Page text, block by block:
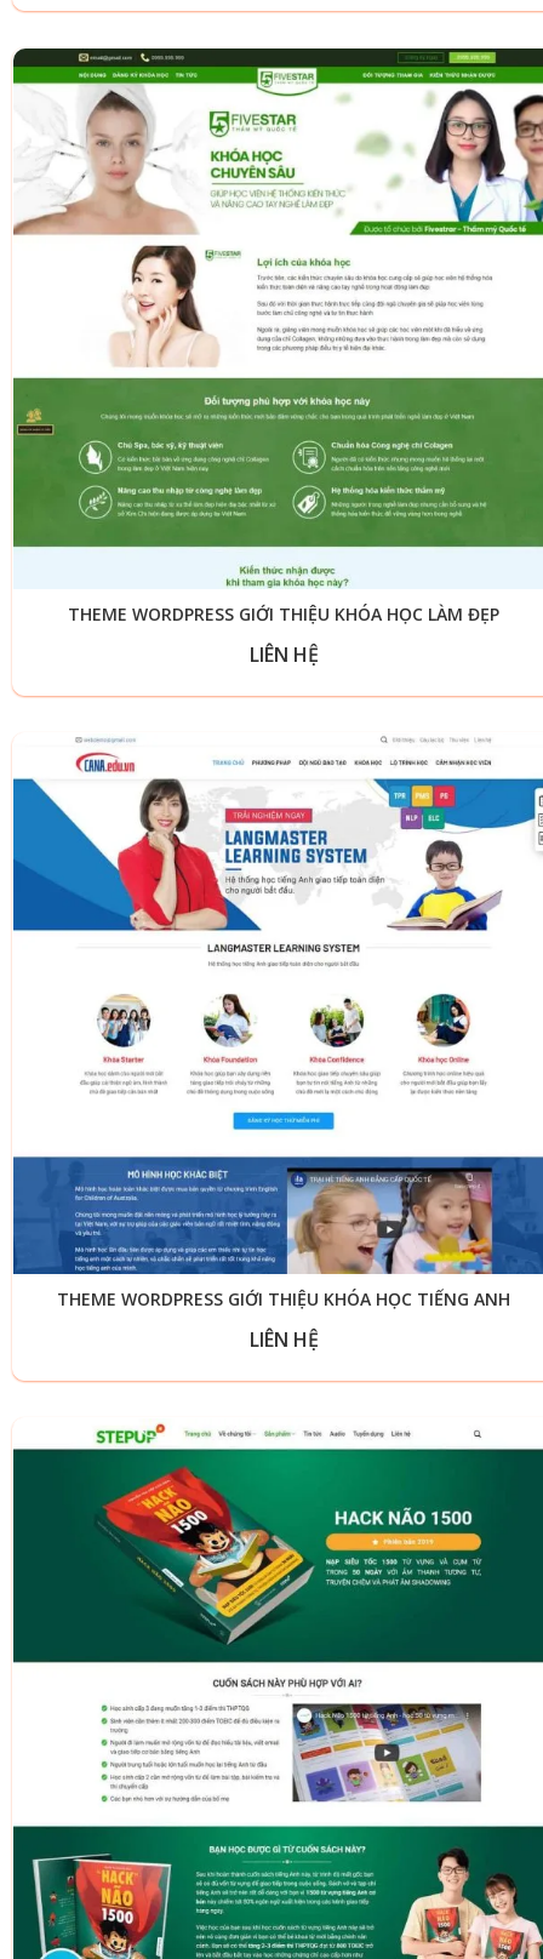
THEME WORDPRESS GIỚI THIỆU KHÓA HỌC LÀM ĐẸP
LIÊN HỆ
THEME WORDPRESS GIỚI THIỆU KHÓA HỌC TIẾNG ANH
LIÊN HỆ